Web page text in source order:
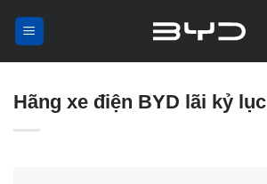
Hãng xe điện BYD lãi kỷ lục